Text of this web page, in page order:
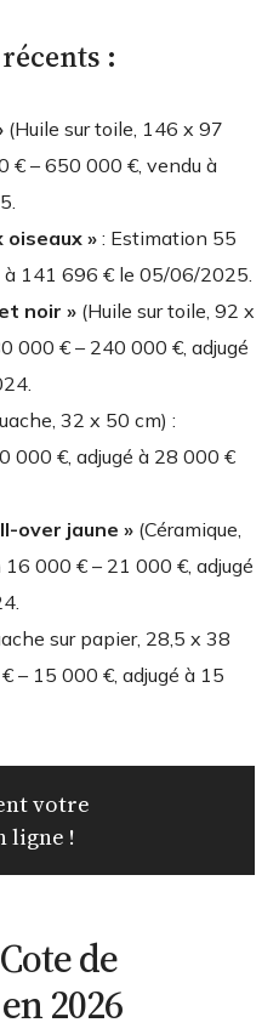
:
(Huile sur toile, 146 x 97
€ – 650 000 €, vendu à
oiseaux » : Estimation 55
à 141 696 € le 05/06/2025.
noir » (Huile sur toile, 92 x
000 € – 240 000 €, adjugé
32 x 50 cm) :
000 €, adjugé à 28 000 €
over jaune » (Céramique,
16 000 € – 21 000 €, adjugé
sur papier, 28,5 x 38
– 15 000 €, adjugé à 15
votre
ligne !
de
2026